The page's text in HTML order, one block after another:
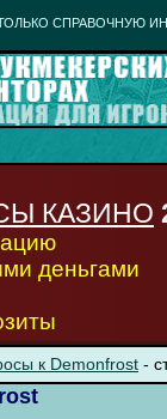
СПРАВОЧНУЮ
КАЗИНО
деньгами
к Demonfrost -